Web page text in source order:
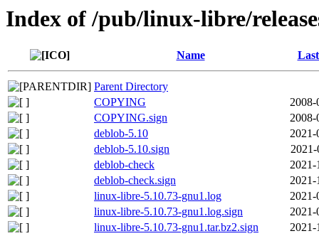
Index of /pub/linux-libre/
Name
Parent Directory
COPYING
2008-
COPYING.sign
2008-
deblob-5.10
2021-
deblob-5.10.sign
2021-
deblob-check
2021-
deblob-check.sign
2021-
linux-libre-5.10.73-gnu1.log
2021-
linux-libre-5.10.73-gnu1.log.sign
2021-
linux-libre-5.10.73-gnu1.tar.bz2.sign
2021-